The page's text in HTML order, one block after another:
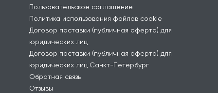
Пользовательское соглашение
Политика использования файлов cookie
Договор поставки (публичная оферта) для
юридических лиц
Договор поставки (публичная оферта) для
юридических лиц Санкт-Петербург
Обратная связь
Отзывы